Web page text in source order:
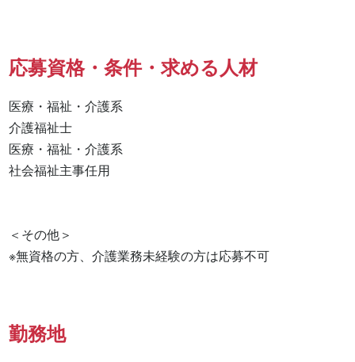
応募資格・条件・求める人材
医療・福祉・介護系
介護福祉士
医療・福祉・介護系
社会福祉主事任用
＜その他＞
※無資格の方、介護業務未経験の方は応募不可
勤務地